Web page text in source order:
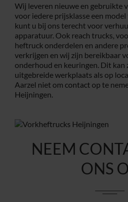
Wij leveren nieuwe en gebruikte
voor iedere prijsklasse een
kunt u bij ons terecht voor
apparatuur. Ook reach trucks,
heftruck onderdelen en andere
verkrijgen en wij zijn bereikbaar
onderhoud en keuringen. Dit kan
uitgebreide werkplaats als op
Aarzel niet om contact op te
Heijningen.
NEEM
ONS